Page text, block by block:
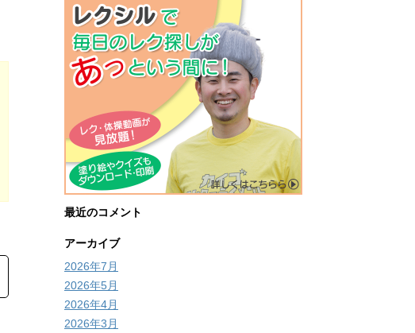
最近のコメント
アーカイブ
2026年7月
2026年5月
2026年4月
2026年3月